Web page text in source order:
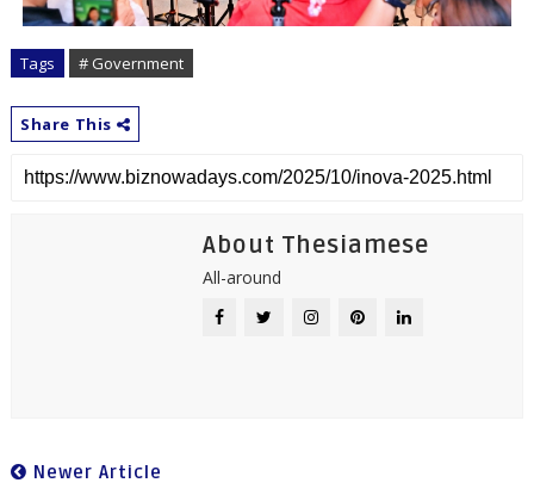
Tags # Government
Share This
About Thesiamese
All-around
Newer Article